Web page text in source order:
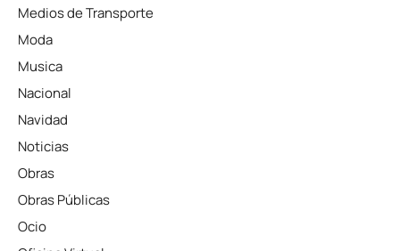
Medios de Transporte
Moda
Musica
Nacional
Navidad
Noticias
Obras
Obras Públicas
Ocio